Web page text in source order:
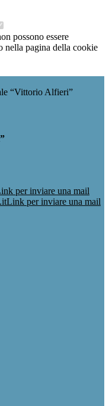
possono essere
nella pagina della cookie
“Vittorio Alfieri”
per inviare una mail
Link per inviare una mail